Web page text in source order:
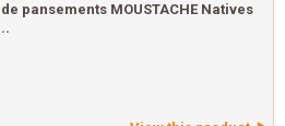
pansements MOUSTACHE Natives